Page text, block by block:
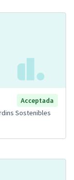
Acceptada
Sostenibles